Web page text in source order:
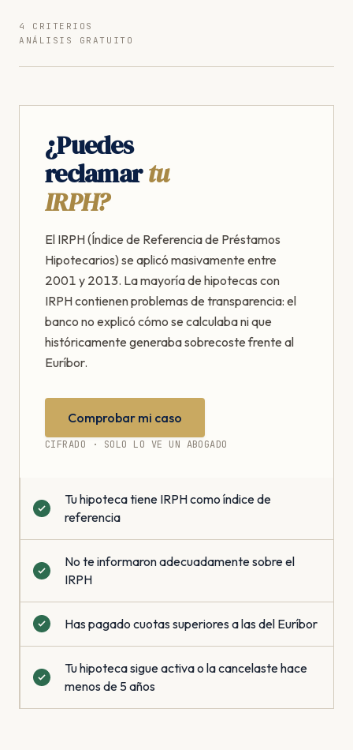
4 CRITERIOS
ANÁLISIS GRATUITO
¿Puedes
reclamartu
IRPH?
El IRPH (Índice de Referencia de Préstamos
Hipotecarios) se aplicó masivamente entre
2001 y 2013. La mayoría de hipotecas con
IRPH contienen problemas de transparencia: el
banco no explicó cómo se calculaba ni que
históricamente generaba sobrecoste frente al
Euríbor.
Comprobar mi caso
CIFRADO · SOLO LO VE UN ABOGADO
Tu hipoteca tiene IRPH como índice de
referencia
No te informaron adecuadamente sobre el
IRPH
Has pagado cuotas superiores a las del Euríbor
Tu hipoteca sigue activa o la cancelaste hace
menos de 5 años